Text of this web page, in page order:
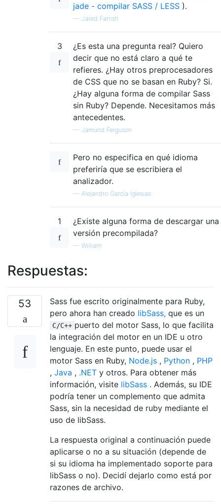
jade - compilar SASS / LESS ).
— Jared Farrish
3
¿Es esta una pregunta real? Quiero
decir que no está claro a qué te
refieres. ¿Hay otros preprocesadores
de CSS que no se basan en Ruby? Si.
¿Hay alguna forma de compilar Sass
sin Ruby? Depende. Necesitamos más
antecedentes.
— Jamund Ferguson
Pero no especifica en qué idioma
preferiría que se escribiera el
analizador.
— Alejandro García Iglesias
1
¿Existe alguna forma de descargar una
versión precompilada?
— William
Respuestas:
53
Sass fue escrito originalmente para Ruby,
pero ahora han creado libSass, que es un
C/C++ puerto del motor Sass, lo que facilita
la integración del motor en un IDE u otro
lenguaje. En este punto, puede usar el
motor Sass en Ruby, Node.js , Python , PHP
, Java , .NET y otros. Para obtener más
información, visite libSass . Además, su IDE
podría tener un complemento que admita
Sass, sin la necesidad de ruby ​​mediante el
uso de libSass.
La respuesta original a continuación puede
aplicarse o no a su situación (depende de
si su idioma ha implementado soporte para
libSass o no). Decidí dejarlo como está por
razones de archivo.